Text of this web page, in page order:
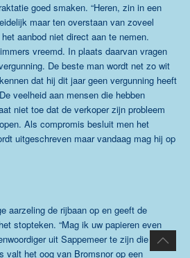
goed smaken. “Heren, zin in een
maar ten overstaan van zoveel
aanbod niet direct aan te nemen.
vreemd. In plaats daarvan vragen
De beste man wordt net zo wit
dat hij dit jaar geen vergunning heeft
veelheid aan mensen die hebben
niet toe dat de verkoper zijn probleem
Als compromis besluit men het
uitgeschreven maar vandaag mag hij op
aarzeling de rijbaan op en geeft de
stopteken. “Mag ik uw papieren even
uit Sappemeer te zijn die alles
valt het oog van Bromsnor op een